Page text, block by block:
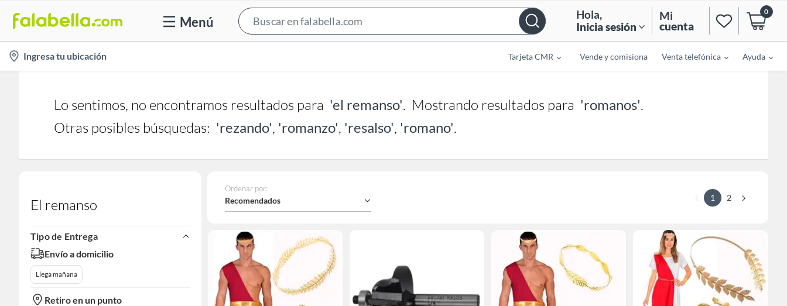
Menú
Bar
Hola,
Inicia sesión
Mi
cuenta
0
location-
icon
Ingresa tu ubicación Tarjeta CMR Vende y comisiona Venta telefónica Ayuda
Lo sentimos, no encontramos resultados para 'el remanso'. Mostrando resultados para 'romanos'.
Otras posibles búsquedas: 'rezando', 'romanzo', 'resalso', 'romano'.
El remanso
Tipo de Entrega
Envío a domicilio
Llega mañana
Retiro en un punto
Ordenar por:
Recomendados 1 2